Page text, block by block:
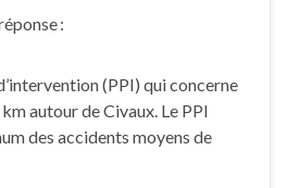
:
(PPI) qui concerne
autour de Civaux. Le PPI
des accidents moyens de